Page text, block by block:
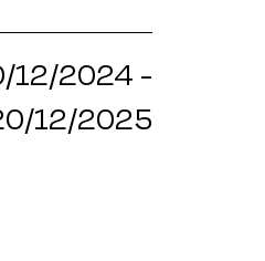
12/2024 -
12/2025